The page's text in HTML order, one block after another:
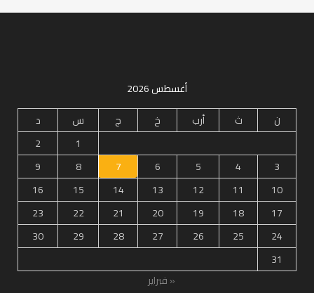
أغسطس 2026
ن
ث أرب خ ج س
د
1
2
3
4
5
6
7
8
9
10
11
12
13
14
15
16
17
18
19
20
21
22
23
24
25
26
27
28
29
30
31
« فبراير